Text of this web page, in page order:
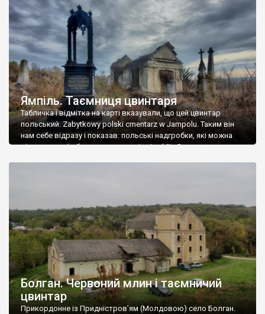
Ямпіль. Таємниця цвинтаря
Табличка і відмітка на карті вказували, що цей цвинтар
польський. Zabytkowy polski cmentarz w Jampolu. Таким він
нам себе відразу і показав: польські надгробки, які можна
віднести до фабричних, польські епітафії… Загалом цвинтар
Болган. Червоний млин і таємничий
цвинтар
Прикордонне із Придністров’ям (Молдовою) село Болган.